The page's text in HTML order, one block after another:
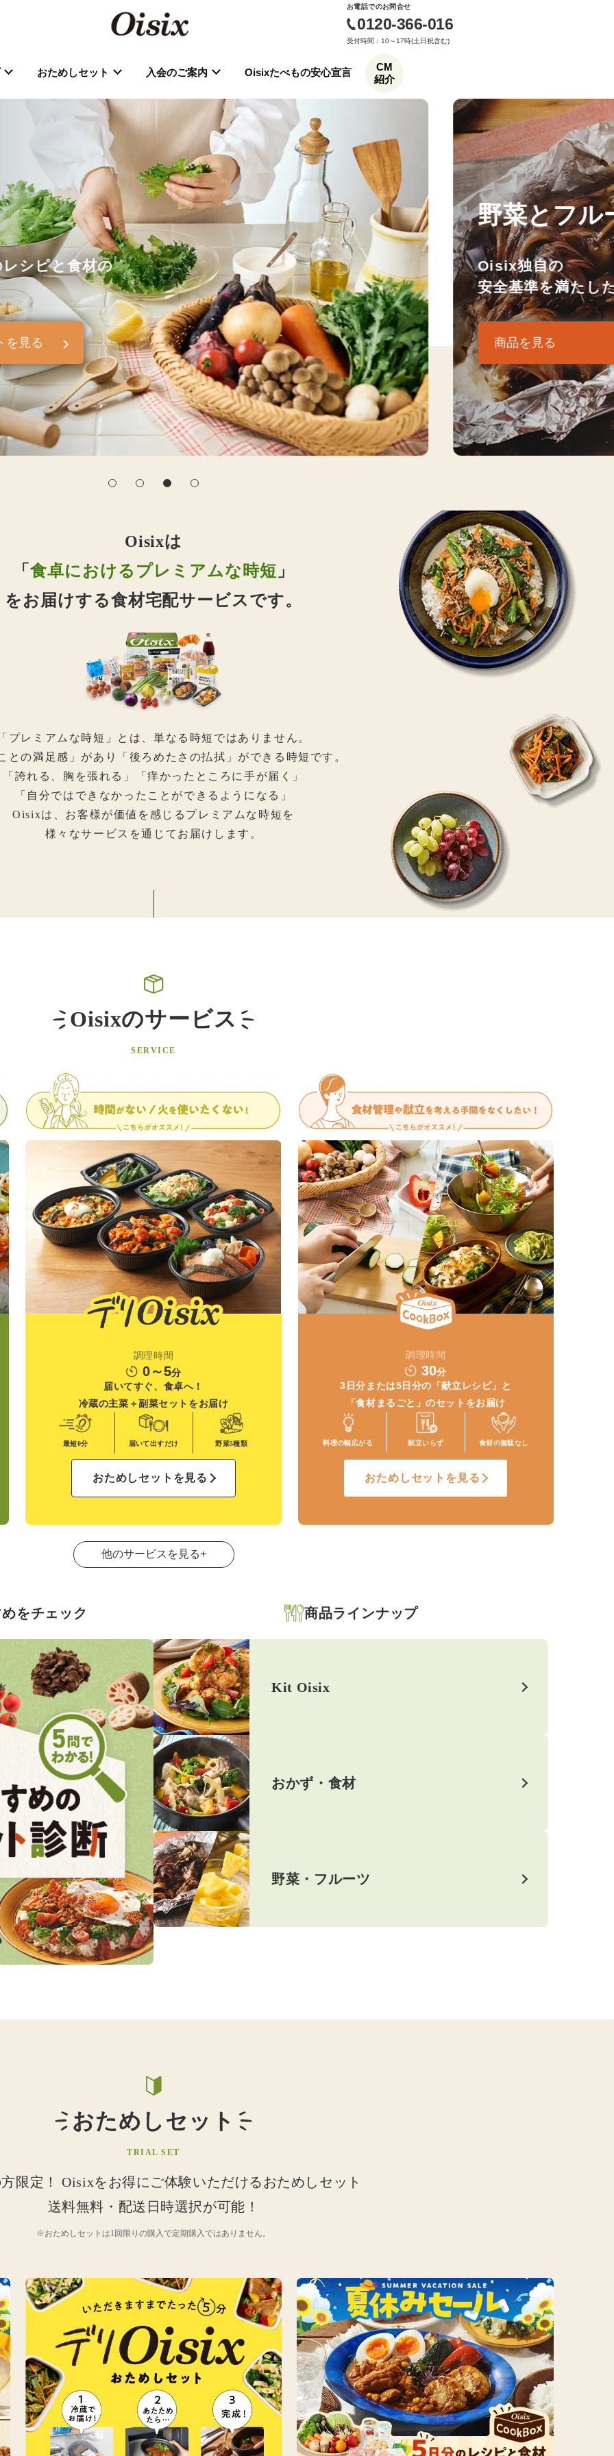
お電話でのお問合せ
0120-366-016
受付時間：10～17時(土日祝含む)
おためしセット 入会のご案内 Oisixたべもの安心宣言
CM
紹介
シピと食材の
を見る
野菜とフル
Oisix独自の
安全基準を満たし
商品を見る
Oisixは
「食卓におけるプレミアムな時短 」
をお届けする食材宅配サービスです。
プレミアムな時短」とは、 単なる時短ではありません。
との満足感」があり「後ろめたさの払拭」 ができる時短です。
「誇れる、胸を張れる」
「痒かったところに手が届く」
「自分ではできなかったことができるようになる」
Oisixは、お客様が価値を感じるプレミアムな時短を
様々なサービスを通じてお届けします。
Oisixのサービス
SERVICE
調理時間
0～5分
届いてすぐ、食卓へ！
冷蔵の主菜＋副菜セットをお届け
最短0分 届いて出すだけ 野菜5種類
おためしセットを見る
調理時間
30分
3日分または5日分の 「献立レシピ」と
「食材まるごと」のセットをお届け
料理の幅広がる 献立いらず 食材の無駄なし
おためしセットを見る
他のサービスを見る+
をチェック 商品ラインナップ
Kit Oisix
おかず・食材
野菜・フルーツ
おためしセット
TRIAL SET
限定！
Oisixをお得にご体験いただけるおためしセット
送料無料・配送日時選択が可能！
※おためしセットは1回限りの購入で定期購入ではありません。